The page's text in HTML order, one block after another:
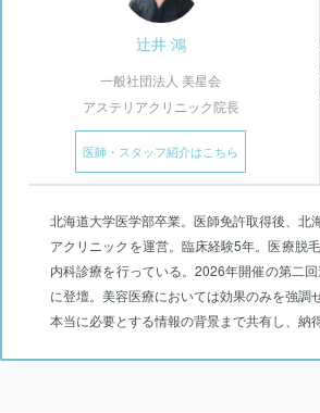
辻井 鴻
一般社団法人 美星会
アステリアクリニック院長
医師・スタッフ紹介はこちら
北海道大学医学部卒業。医師免許取得後、北
アクリニックを運営。臨床経験5年。医療脱
内科診療を行っている。2026年開催の第二
に登壇。美容医療においては効果のみを強
本当に必要とする情報の背景まで共有し、納